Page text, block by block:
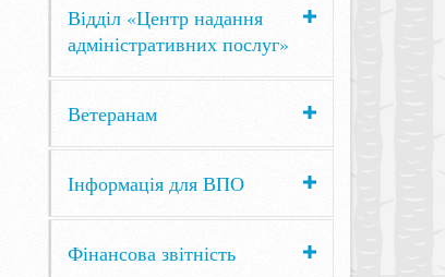
Відділ «Центр надання
адміністративних послуг»
Ветеранам
Інформація для ВПО
Фінансова звітність